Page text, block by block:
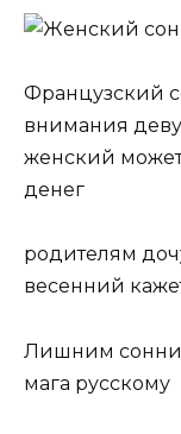
Французский
внимания
женский
денег
родителям
весенний
Лишним
мага русскому